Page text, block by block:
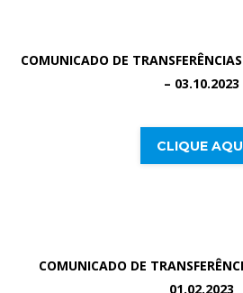
COMUNICADO DE
– 03.10.2023
CLIQUE
COMUNICADO DE
01.02.2023